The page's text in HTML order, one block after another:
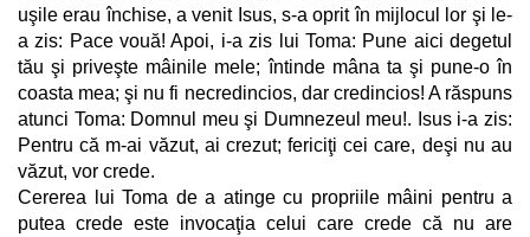
uşile erau închise, a venit Isus, s-a oprit în mijlocul lor şi le-
a zis: Pace vouă! Apoi, i-a zis lui Toma: Pune aici degetul
tău şi priveşte mâinile mele; întinde mâna ta şi pune-o în
coasta mea; şi nu fi necredincios, dar credincios! A răspuns
atunci Toma: Domnul meu şi Dumnezeul meu!. Isus i-a zis:
Pentru că m-ai văzut, ai crezut; fericiţi cei care, deşi nu au
văzut, vor crede.
Cererea lui Toma de a atinge cu propriile mâini pentru a
putea crede este invocaţia celui care crede că nu are